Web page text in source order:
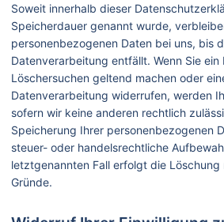
Soweit innerhalb dieser
Speicherdauer genannt wurde,
personenbezogenen Daten bei uns, bis
Datenverarbeitung entfällt. Wenn Sie
Löschersuchen geltend machen oder
Datenverarbeitung widerrufen, werden
sofern wir keine anderen rechtlich
Speicherung Ihrer personenbezogenen
steuer- oder handelsrechtliche
letztgenannten Fall erfolgt die Löschung
Gründe.